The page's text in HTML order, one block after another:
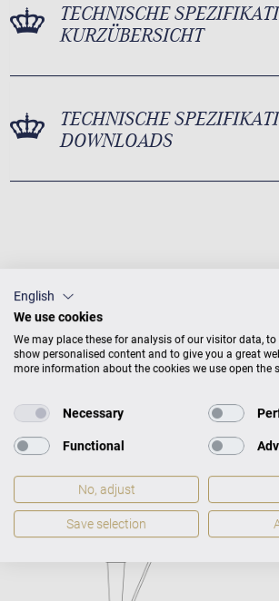
TECHNISCHE
KURZÜBERSICHT
TECHNISCHE
DOWNLOADS
Maße T 228 × B 159
English
We use cookies
We may place these for analysis of our visitor data,
show personalised content and to give you a great
more information about the cookies we use open the
Necessary
Functional
No, adjust
Save selection